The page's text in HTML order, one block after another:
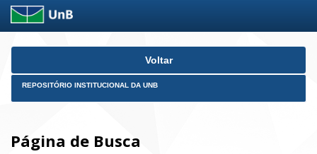
Skip
Voltar
REPOSITÓRIO INSTITUCIONAL DA UNB
Página de Busca